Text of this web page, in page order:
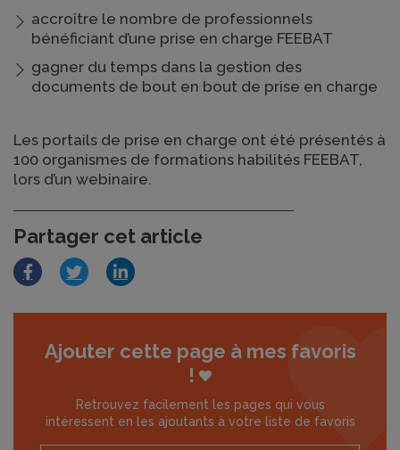
accroître le nombre de professionnels
bénéficiant d’une prise en charge FEEBAT
gagner du temps dans la gestion des
documents de bout en bout de prise en charge
Les portails de prise en charge ont été présentés à
100 organismes de formations habilités FEEBAT,
lors d’un webinaire.
Partager cet article
FacebookTwitterLinkedIn
Ajouter cette page à mes favoris
!
Retrouvez facilement les pages qui vous
intéressent en les ajoutants à votre liste de favoris